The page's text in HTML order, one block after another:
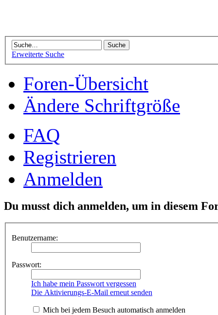
Erweiterte Suche
Foren-Übersicht
Ändere Schriftgröße
FAQ
Registrieren
Anmelden
Du musst dich anmelden, um in diesem
Benutzername:
Passwort:
Ich habe mein Passwort vergessen
Die Aktivierungs-E-Mail erneut senden
Mich bei jedem Besuch automatisch anmelden